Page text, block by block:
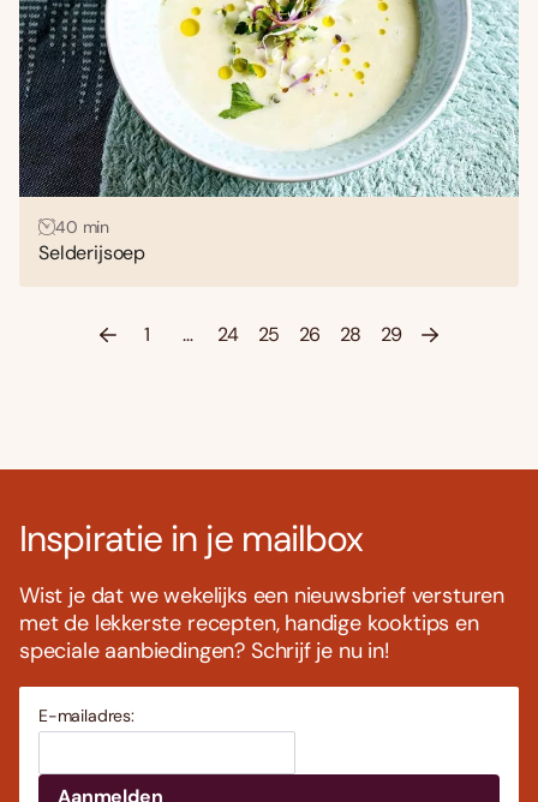
40 min
Selderijsoep
1 … 24 25 26 28 29
Inspiratie in je mailbox
Wist je dat we wekelijks een nieuwsbrief versturen
met de lekkerste recepten, handige kooktips en
speciale aanbiedingen? Schrijf je nu in!
E-mailadres: